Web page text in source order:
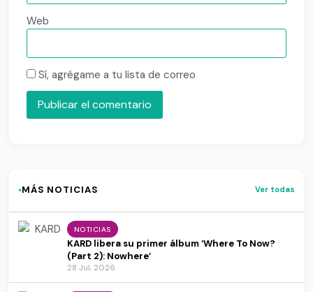
Web
Sí, agrégame a tu lista de correo
·MÁS NOTICIAS Ver todas
NOTICIAS
KARD libera su primer álbum ‘Where To Now?
(Part 2): Nowhere’
28 Jul, 2026